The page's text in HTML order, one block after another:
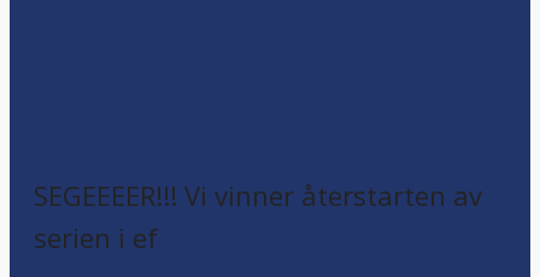
SEGEEEER!!! Vi vinner återstarten av
serien i ef